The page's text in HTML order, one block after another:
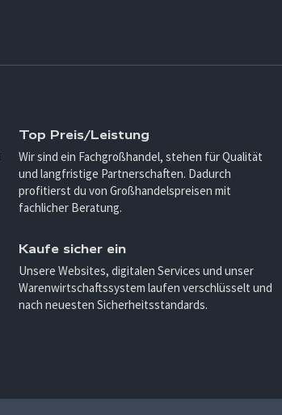
Top Preis/Leistung
Wir sind ein Fachgroßhandel, stehen für Qualität
und langfristige Partnerschaften. Dadurch
profitierst du von Großhandelspreisen mit
fachlicher Beratung.
Kaufe sicher ein
Unsere Websites, digitalen Services und unser
Warenwirtschaftssystem laufen verschlüsselt und
nach neuesten Sicherheitsstandards.